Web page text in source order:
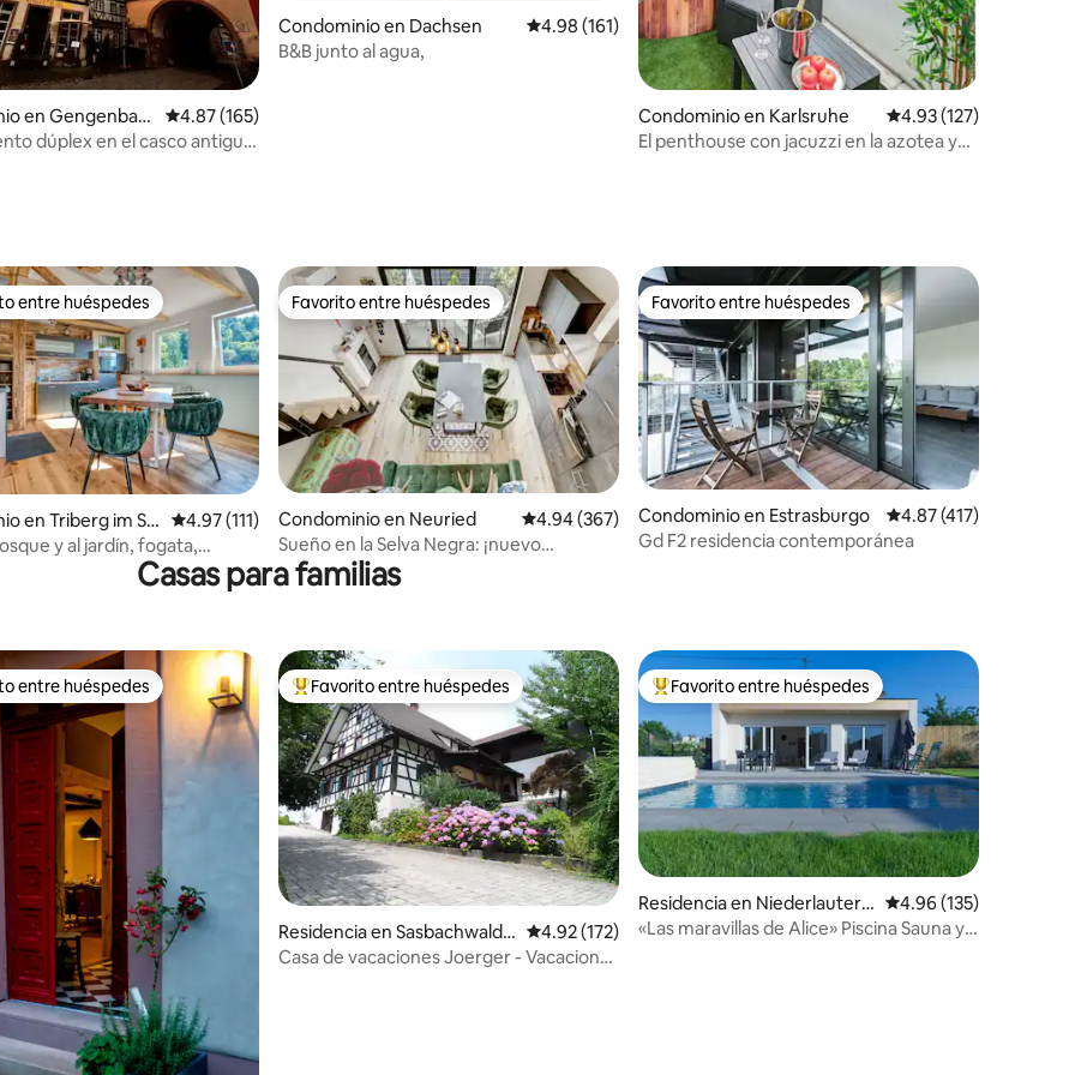
de 5; 262 evaluaciones
en Gengenbac
Calificación promedio: 4.87 de 5; 165 evaluaciones
4.87 (165)
dúplex en el casco antiguo
Condominio en Dachsen Calificación promedio: 4.98 de 5; 161 evaluaciones
4.98 (161)
B&B junto al agua,
Condominio en Karlsruhe Calificación promedio:
4.93 (127)
El penthouse con jacuzzi en la azotea y
de 5; 115 evaluaciones
en Favorito entre huéspedes
entre huéspedes
en Triberg im Sc
Calificación promedio: 4.97 de 5; 111 evaluaciones
4.97 (111)
y al jardín, fogata,
Favorito entre huéspedes
Favorito entre huéspedes
Condominio en Neuried Calificación promedio: 4.94 de 5; 367 evaluaciones
4.94 (367)
Sueño en la Selva Negra: ¡nuevo
apartamento con terraza!
Favorito entre huéspedes
Favorito entre huéspedes
Condominio en Estrasburgo Calificación promedio:
4.87 (417)
Gd F2 residencia contemporánea
Casas para familias
en Favorito entre huéspedes
entre huéspedes De los mejores en Favorito entre huéspedes
Favorito entre huéspedes
Residencia en Sasbachwalde
n
Calificación promedio: 4.92 de 5; 172 evaluaciones
4.92 (172)
Casa de vacaciones Joerger - Vacaciones
De los mejores en Favorito entre huéspedes
Favorito entre huéspedes
Residencia en Niederlauterb
ach
Calificación promedio:
4.96 (135)
«Las maravillas de Alice» Piscina Sauna y